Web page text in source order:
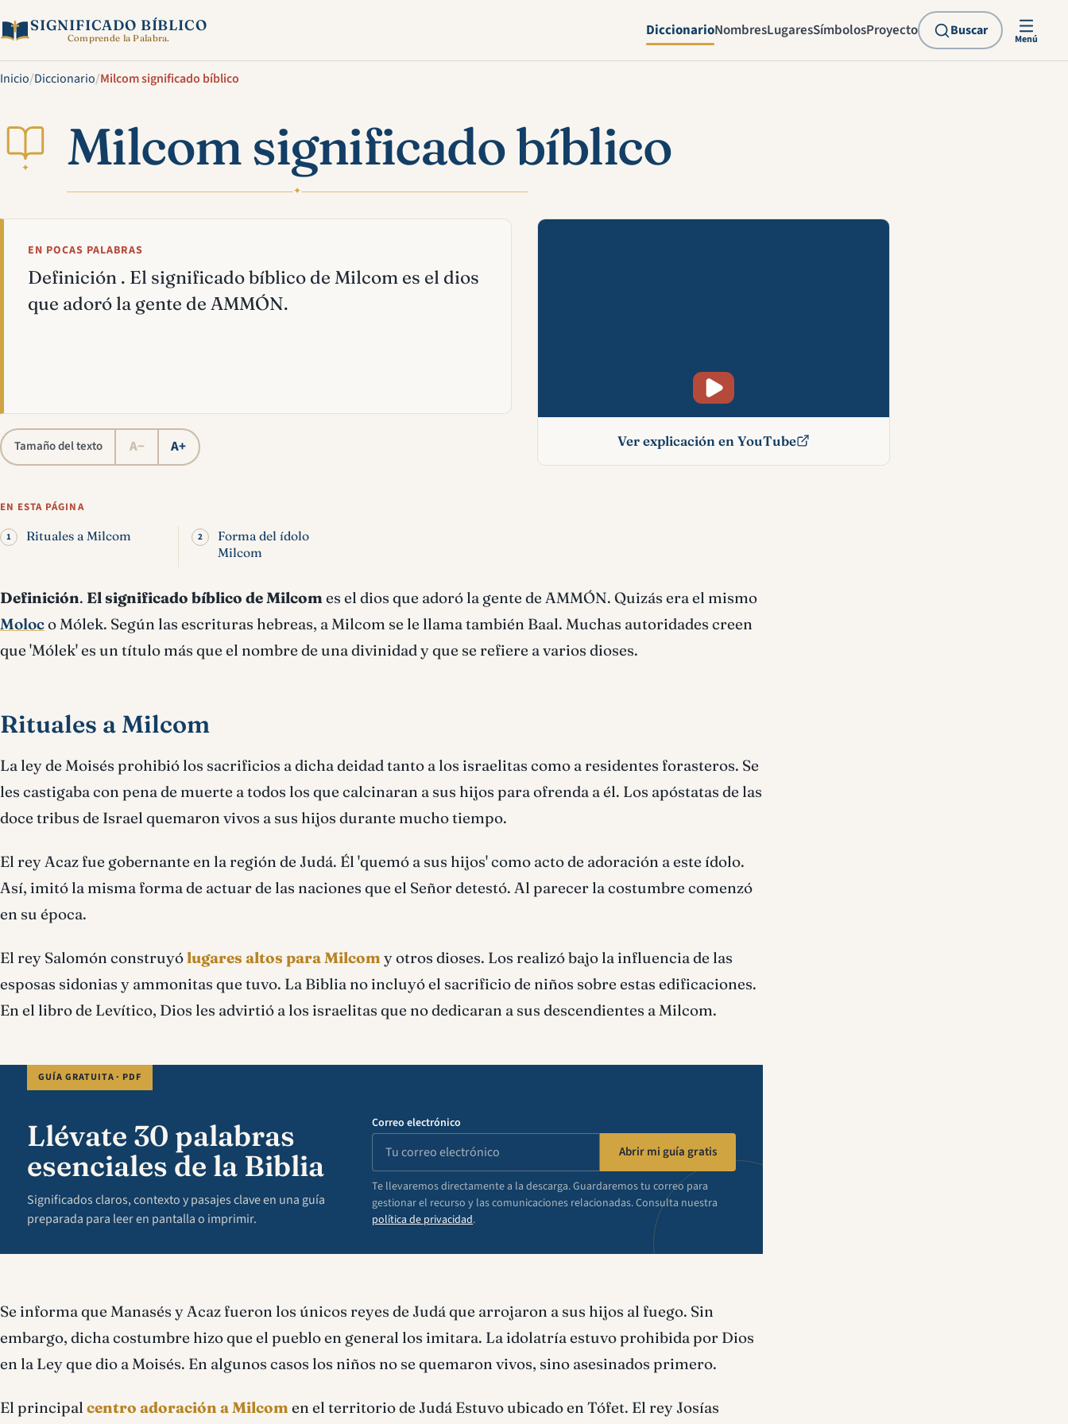
SIGNIFICADO BÍBLICO
Comprende la Palabra. DiccionarioNombresLugaresSímbolosProyecto Buscar
Menú
Inicio/Diccionario/Milcom significado bíblico
✦ Milcom significado bíblico
✦
EN POCAS PALABRAS
Definición . El significado bíblico de Milcom es el dios
que adoró la gente de AMMÓN.
Tamaño del texto A− A+
Mira esta explicación en vídeo
Ver explicación en YouTube
EN ESTA PÁGINA
Rituales a Milcom
Forma del ídolo
Milcom
Definición. El significado bíblico de Milcom es el dios que adoró la gente de AMMÓN. Quizás era el mismo
Moloco Mólek. Según las escrituras hebreas, a Milcom se le llama también Baal. Muchas autoridades creen
que 'Mólek' es un título más que el nombre de una divinidad y que se refiere a varios dioses.
Rituales a Milcom
La ley de Moisés prohibió los sacrificios a dicha deidad tanto a los israelitas como a residentes forasteros. Se
les castigaba con pena de muerte a todos los que calcinaran a sus hijos para ofrenda a él. Los apóstatas de las
doce tribus de Israel quemaron vivos a sus hijos durante mucho tiempo.
El rey Acaz fue gobernante en la región de Judá. Él 'quemó a sus hijos' como acto de adoración a este ídolo.
Así, imitó la misma forma de actuar de las naciones que el Señor detestó. Al parecer la costumbre comenzó
en su época.
El rey Salomón construyólugares altos para Milcom y otros dioses. Los realizó bajo la influencia de las
esposas sidonias y ammonitas que tuvo. La Biblia no incluyó el sacrificio de niños sobre estas edificaciones.
En el libro de Levítico, Dios les advirtió a los israelitas que no dedicaran a sus descendientes a Milcom.
GUÍA GRATUITA · PDF
Llévate 30 palabras
esenciales de la Biblia
Significados claros, contexto y pasajes clave en una guía
preparada para leer en pantalla o imprimir.
Correo electrónico
Abrir mi guía gratis
Te llevaremos directamente a la descarga. Guardaremos tu correo para
gestionar el recurso y las comunicaciones relacionadas. Consulta nuestra
política de privacidad.
Se informa que Manasés y Acaz fueron los únicos reyes de Judá que arrojaron a sus hijos al fuego. Sin
embargo, dicha costumbre hizo que el pueblo en general los imitara. La idolatría estuvo prohibida por Dios
en la Ley que dio a Moisés. En algunos casos los niños no se quemaron vivos, sino asesinados primero.
El principal centro adoración a Milcom en el territorio de Judá Estuvo ubicado en Tófet. El rey Josías